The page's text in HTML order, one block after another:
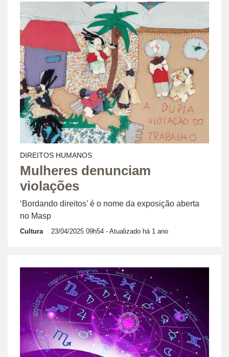
DIREITOS HUMANOS
Mulheres denunciam
violações
‘Bordando direitos’ é o nome da exposição aberta
no Masp
Cultura 23/04/2025 09h54 - Atualizado há 1 ano